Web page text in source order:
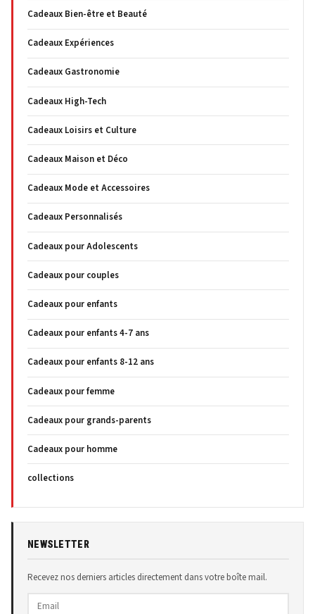
Cadeaux Bien-être et Beauté
Cadeaux Expériences
Cadeaux Gastronomie
Cadeaux High-Tech
Cadeaux Loisirs et Culture
Cadeaux Maison et Déco
Cadeaux Mode et Accessoires
Cadeaux Personnalisés
Cadeaux pour Adolescents
Cadeaux pour couples
Cadeaux pour enfants
Cadeaux pour enfants 4-7 ans
Cadeaux pour enfants 8-12 ans
Cadeaux pour femme
Cadeaux pour grands-parents
Cadeaux pour homme
collections
NEWSLETTER
Recevez nos derniers articles directement dans votre boîte mail.